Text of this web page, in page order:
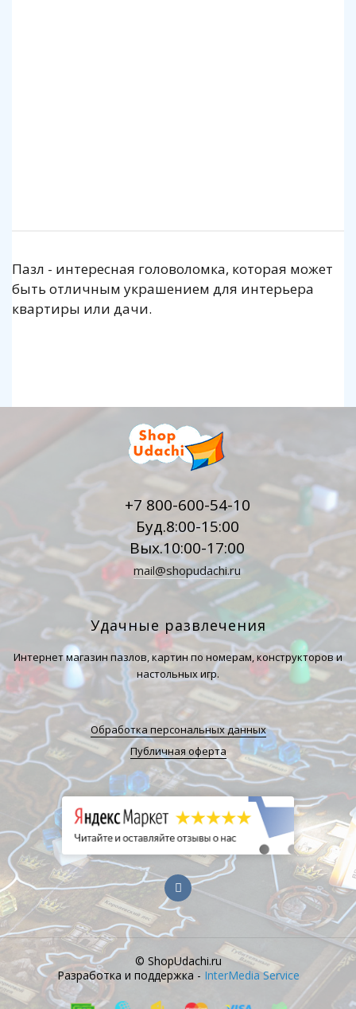
Пазл - интересная головоломка, которая может
быть отличным украшением для интерьера
квартиры или дачи.
+7 800-600-54-10
Буд.8:00-15:00
Вых.10:00-17:00
mail@shopudachi.ru
Удачные развлечения
Интернет магазин пазлов, картин по номерам, конструкторов и
настольных игр.
Обработка персональных данных
Публичная оферта
© ShopUdachi.ru
Разработка и поддержка - InterMedia Service